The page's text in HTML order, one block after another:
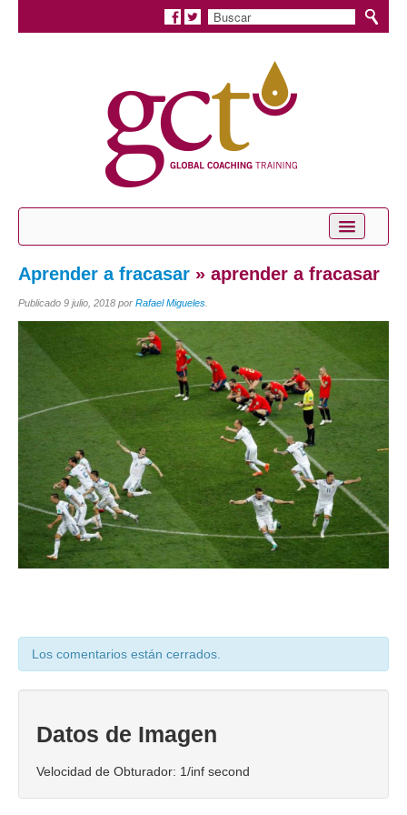
Servicios
Coaching Personal
Coaching Profesional
Coaching Ejecutivo
Coaching de Equipos
Píldoras
Talleres
Proyectos
Proyecto Albolafia
Certificación
Aprender a fracasar » aprender a fracasar
Publicado 9 julio, 2018 por Rafael Migueles
Los comentarios están cerrados.
Datos de Imagen
Velocidad de Obturador: 1/inf second